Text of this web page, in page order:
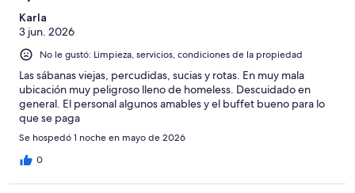
opiniones
de
1007
opiniones
Karla
3 jun. 2026
No le gustó: Limpieza, servicios, condiciones de la propiedad
Las sábanas viejas, percudidas, sucias y rotas. En muy mala
ubicación muy peligroso lleno de homeless. Descuidado en
general. El personal algunos amables y el buffet bueno para lo
que se paga
Se hospedó 1 noche en mayo de 2026
0